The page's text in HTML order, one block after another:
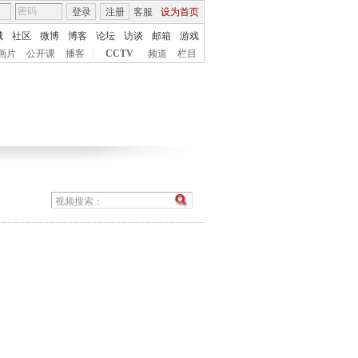
客服 设为首页
登录 注册
社区 微博 博客 论坛 访谈 邮箱
游戏
片 公开课 播客 CCTV 频道 栏目